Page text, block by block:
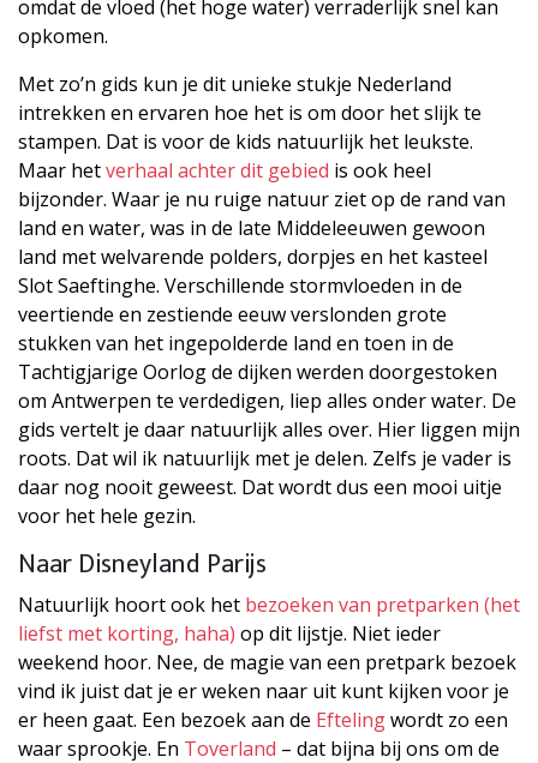
omdat de vloed (het hoge water) verraderlijk snel kan
opkomen.
Met zo’n gids kun je dit unieke stukje Nederland
intrekken en ervaren hoe het is om door het slijk te
stampen. Dat is voor de kids natuurlijk het leukste.
Maar hetverhaal achter dit gebied is ook heel
bijzonder. Waar je nu ruige natuur ziet op de rand van
land en water, was in de late Middeleeuwen gewoon
land met welvarende polders, dorpjes en het kasteel
Slot Saeftinghe. Verschillende stormvloeden in de
veertiende en zestiende eeuw verslonden grote
stukken van het ingepolderde land en toen in de
Tachtigjarige Oorlog de dijken werden doorgestoken
om Antwerpen te verdedigen, liep alles onder water. De
gids vertelt je daar natuurlijk alles over. Hier liggen mijn
roots. Dat wil ik natuurlijk met je delen. Zelfs je vader is
daar nog nooit geweest. Dat wordt dus een mooi uitje
voor het hele gezin.
Naar Disneyland Parijs
Natuurlijk hoort ook het bezoeken van pretparken (het
liefst met korting, haha) op dit lijstje. Niet ieder
weekend hoor. Nee, de magie van een pretpark bezoek
vind ik juist dat je er weken naar uit kunt kijken voor je
er heen gaat. Een bezoek aan de Eftelingwordt zo een
waar sprookje. En Toverland – dat bijna bij ons om de